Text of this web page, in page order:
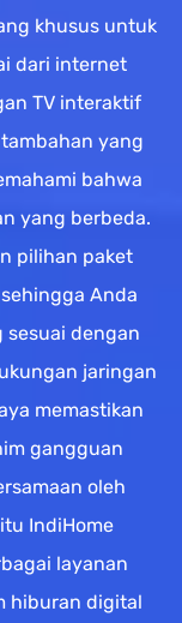
khusus untuk
dari internet
TV interaktif
yang
bahwa
yang berbeda.
pilihan paket
Anda
dengan
jaringan
memastikan
gangguan
oleh
IndiHome
layanan
hiburan digital